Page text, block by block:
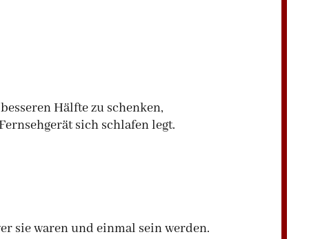
Hälfte zu schenken,
sich schlafen legt.
sie waren und einmal sein werden.